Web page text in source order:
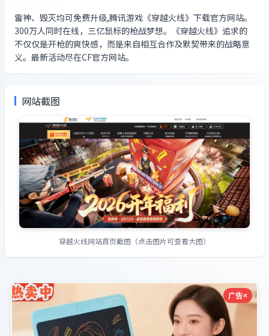
雷神、毁灭均可免费升级,腾讯游戏《穿越火线》下载官方网站。
300万人同时在线，三亿鼠标的枪战梦想。《穿越火线》追求的
不仅仅是开枪的爽快感，而是来自相互合作及默契带来的战略意
义。最新活动尽在CF官方网站。
网站截图
穿越火线网站首页截图（点击图片可查看大图）